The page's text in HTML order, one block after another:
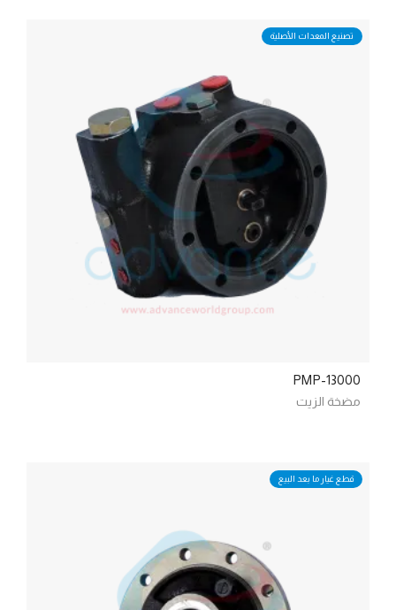
تصنيع المعدات الأصلية
PMP-13000
مضخة الزيت
قطع غيار ما بعد البيع